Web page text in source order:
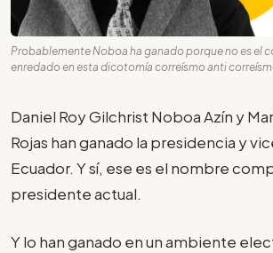
Probablemente Noboa ha ganado porque no es el
enredado en esta dicotomía correísmo anti
Daniel Roy Gilchrist Noboa Azín y
Rojas han ganado la presidencia y
Ecuador. Y sí, ese es el nombre
presidente actual.
Y lo han ganado en un ambiente